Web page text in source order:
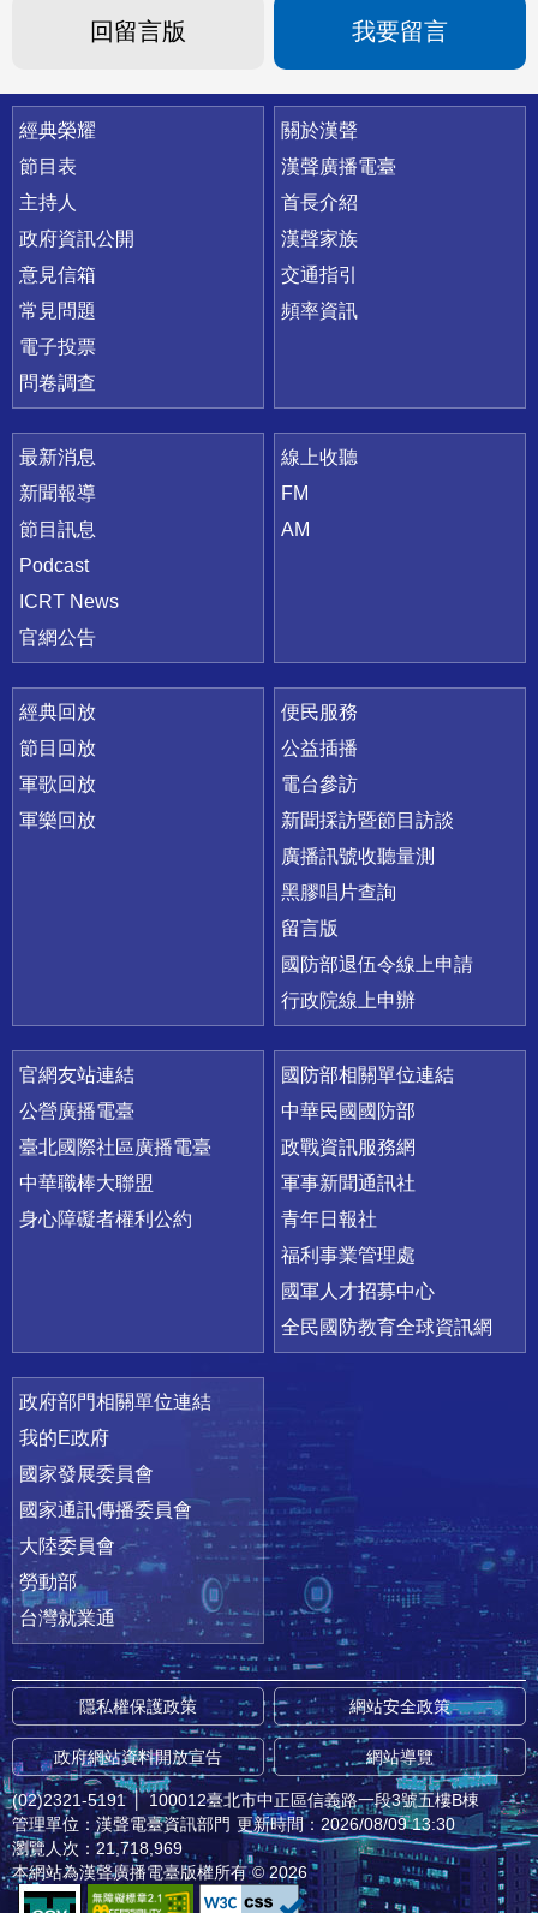
回留言版 我要留言
快速連結
經典榮耀
節目表
主持人
政府資訊公開
意見信箱
常見問題
電子投票
問卷調查
關於漢聲
漢聲廣播電臺
首長介紹
漢聲家族
交通指引
頻率資訊
最新消息
新聞報導
節目訊息
Podcast
ICRT News
官網公告
線上收聽
FM
AM
經典回放
節目回放
軍歌回放
軍樂回放
便民服務
公益插播
電台參訪
新聞採訪暨節目訪談
廣播訊號收聽量測
黑膠唱片查詢
留言版
國防部退伍令線上申請
行政院線上申辦
官網友站連結
公營廣播電臺
臺北國際社區廣播電臺
中華職棒大聯盟
身心障礙者權利公約
國防部相關單位連結
中華民國國防部
政戰資訊服務網
軍事新聞通訊社
青年日報社
福利事業管理處
國軍人才招募中心
全民國防教育全球資訊網
政府部門相關單位連結
我的E政府
國家發展委員會
國家通訊傳播委員會
大陸委員會
勞動部
台灣就業通
隱私權保護政策 網站安全政策
政府網站資料開放宣告 網站導覽
(02)2321-5191 │ 100012臺北市中正區信義路一段3號五樓B棟
管理單位：漢聲電臺資訊部門 更新時間：2026/08/09 13:30
瀏覽人次：21,718,969
本網站為漢聲廣播電臺版權所有 © 2026